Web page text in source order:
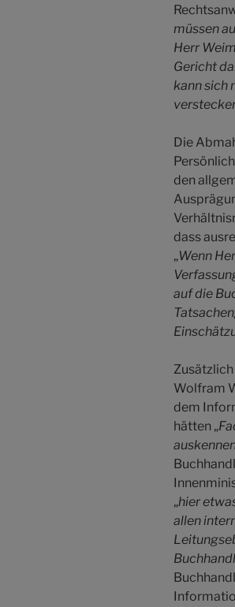
müssen
Herr
Gericht
kann sich
Die
den
dass
„Wenn
auf die
Wolfram
dem
hätten „
„hier
allen